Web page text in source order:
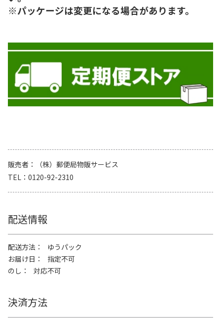
※パッケージは変更になる場合があります。
販売者
（株）郵便局物販サービス
TEL
0120-92-2310
配送情報
配送方法
ゆうパック
お届け日
指定不可
のし
対応不可
決済方法